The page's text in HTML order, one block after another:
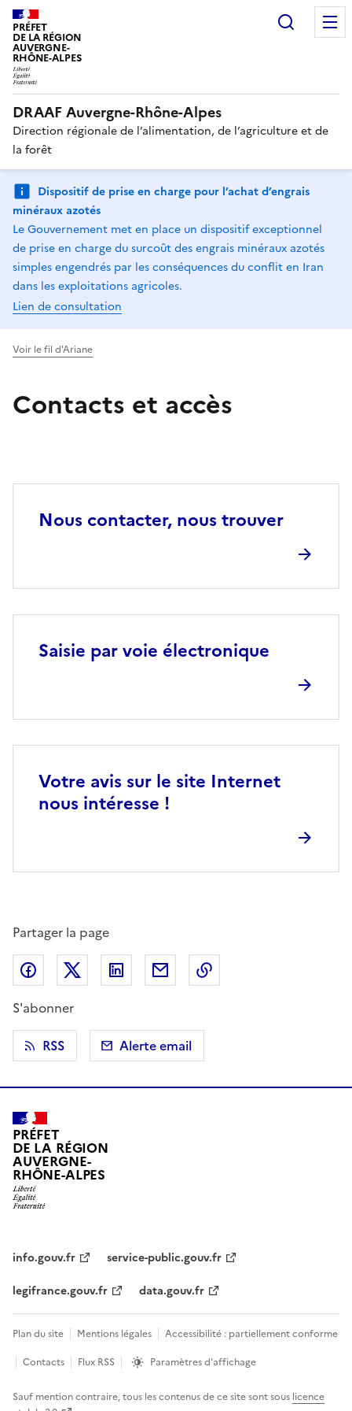
PRÉFET
DE LA RÉGION
AUVERGNE-
RHÔNE-ALPES
DRAAF Auvergne-Rhône-Alpes
Direction régionale de l’alimentation, de l’agriculture et de
la forêt
Dispositif de prise en charge pour l’achat d’engrais
minéraux azotés
Le Gouvernement met en place un dispositif exceptionnel
de prise en charge du surcoût des engrais minéraux azotés
simples engendrés par les conséquences du conflit en Iran
dans les exploitations agricoles.
Lien de consultation
Voir le fil d'Ariane
Contacts et accès
Nous contacter, nous trouver
Saisie par voie électronique
Votre avis sur le site Internet
nous intéresse !
Partager la page
Partager sur Facebook
Partager sur X (anciennement Twitter)
Partager sur LinkedIn
Partager par email
S'abonner
RSS
Alerte email
PRÉFET
DE LA RÉGION
AUVERGNE-
RHÔNE-ALPES
info.gouv.fr
service-public.gouv.fr
legifrance.gouv.fr
data.gouv.fr
Plan du site Mentions légales
Accessibilité : partiellement conforme
Contacts
Flux RSS Paramètres d'affichage
Sauf mention contraire, tous les contenus de ce site sont sous licence